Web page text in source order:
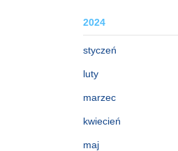
2024
styczeń
luty
marzec
kwiecień
maj